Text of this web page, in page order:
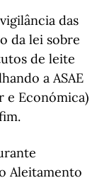
das
da lei sobre
de leite
a ASAE
e Económica)
Aleitamento